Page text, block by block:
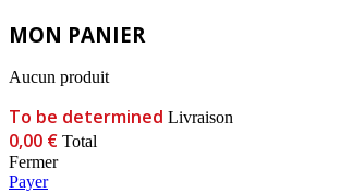
MON PANIER
Aucun produit
To be determined Livraison
0,00 € Total
Fermer
Payer